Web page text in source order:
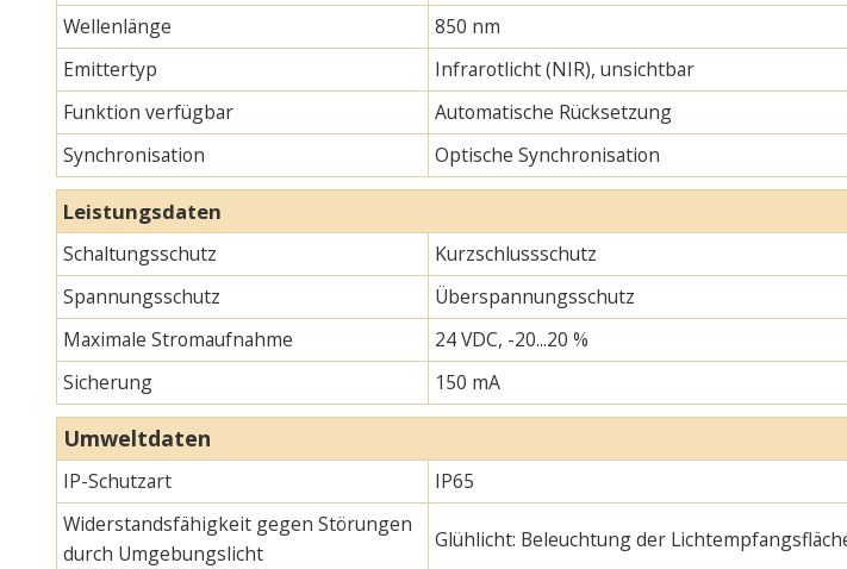
Wellenlänge
850 nm
Emittertyp
Infrarotlicht (NIR), unsichtbar
Funktion verfügbar
Automatische Rücksetzung
Synchronisation
Optische Synchronisation
Leistungsdaten
Schaltungsschutz
Kurzschlussschutz
Spannungsschutz
Überspannungsschutz
Maximale Stromaufnahme
24 VDC, -20...20 %
Sicherung
150 mA
Umweltdaten
IP-Schutzart
IP65
Widerstandsfähigkeit gegen Störungen
durch Umgebungslicht
Glühlicht: Beleuchtung der